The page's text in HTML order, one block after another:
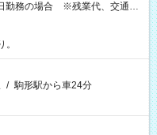
勤務の場合 ※残業代、交通費
/ 駒形駅から車24分